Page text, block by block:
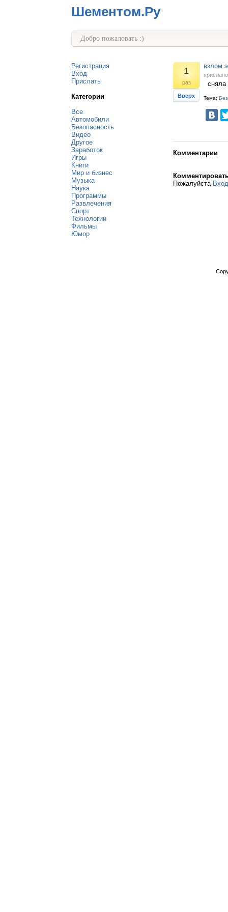
Шементом.Ру
Добро пожаловать :)
Регистрация
Вход
Прислать
Категории
Все
Автомобили
Безопасность
Видео
Другое
Заработок
Игры
Книги
Мир и бизнес
Музыка
Наука
Программы
Развлечения
Спорт
Технологии
Фильмы
Юмор
1
раз
Вверх
взлом
сняла
Тема:
Комментарии
Пожалуйста Вход